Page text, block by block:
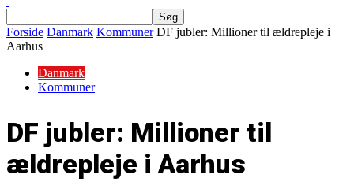
Forside Danmark Kommuner DF jubler: Millioner til ældrepleje i
Aarhus
Danmark
Kommuner
DF jubler: Millioner til
ældrepleje i Aarhus